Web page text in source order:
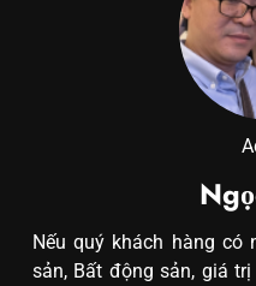
Nếu quý khách hàng
sản, Bất động sản, giá